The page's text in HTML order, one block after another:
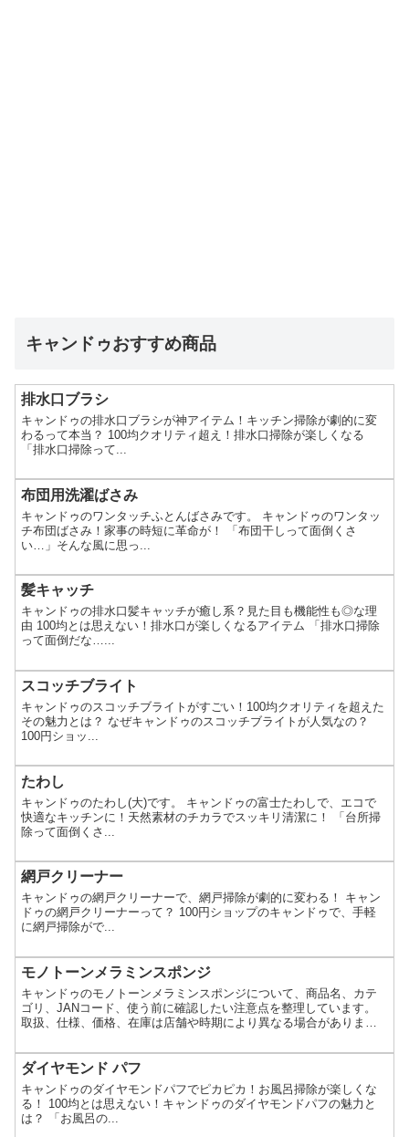
キャンドゥおすすめ商品
排水口ブラシ
キャンドゥの排水口ブラシが神アイテム！キッチン掃除が劇的に変
わるって本当？ 100均クオリティ超え！排水口掃除が楽しくなる
「排水口掃除って...
布団用洗濯ばさみ
キャンドゥのワンタッチふとんばさみです。 キャンドゥのワンタッ
チ布団ばさみ！家事の時短に革命が！ 「布団干しって面倒くさ
い…」そんな風に思っ...
髪キャッチ
キャンドゥの排水口髪キャッチが癒し系？見た目も機能性も◎な理
由 100均とは思えない！排水口が楽しくなるアイテム 「排水口掃除
って面倒だな…...
スコッチブライト
キャンドゥのスコッチブライトがすごい！100均クオリティを超えた
その魅力とは？ なぜキャンドゥのスコッチブライトが人気なの？
100円ショッ...
たわし
キャンドゥのたわし(大)です。 キャンドゥの富士たわしで、エコで
快適なキッチンに！天然素材のチカラでスッキリ清潔に！ 「台所掃
除って面倒くさ...
網戸クリーナー
キャンドゥの網戸クリーナーで、網戸掃除が劇的に変わる！ キャン
ドゥの網戸クリーナーって？ 100円ショップのキャンドゥで、手軽
に網戸掃除がで...
モノトーンメラミンスポンジ
キャンドゥのモノトーンメラミンスポンジについて、商品名、カテ
ゴリ、JANコード、使う前に確認したい注意点を整理しています。
取扱、仕様、価格、在庫は店舗や時期により異なる場合がありま
ダイヤモンド パフ
キャンドゥのダイヤモンドパフでピカピカ！お風呂掃除が楽しくな
る！ 100均とは思えない！キャンドゥのダイヤモンドパフの魅力と
は？ 「お風呂の...